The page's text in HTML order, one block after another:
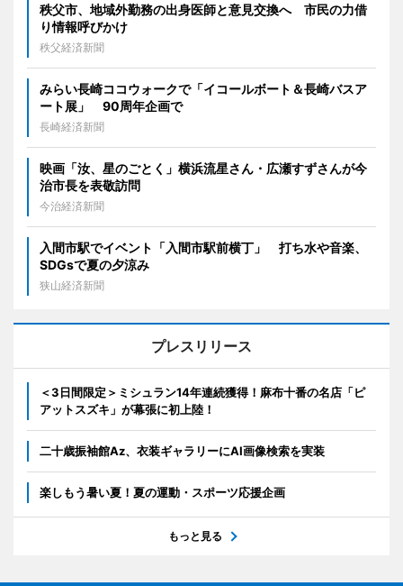
秩父市、地域外勤務の出身医師と意見交換へ 市民の力借
り情報呼びかけ
秩父経済新聞
みらい長崎ココウォークで「イコールボート＆長崎バスア
ート展」 90周年企画で
長崎経済新聞
映画「汝、星のごとく」横浜流星さん・広瀬すずさんが今
治市長を表敬訪問
今治経済新聞
入間市駅でイベント「入間市駅前横丁」 打ち水や音楽、
SDGsで夏の夕涼み
狭山経済新聞
プレスリリース
＜3日間限定＞ミシュラン14年連続獲得！麻布十番の名店「ピ
アットスズキ」が幕張に初上陸！
二十歳振袖館Az、衣装ギャラリーにAI画像検索を実装
楽しもう暑い夏！夏の運動・スポーツ応援企画
もっと見る